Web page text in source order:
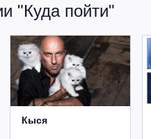
"Куда пойти"
Кыся